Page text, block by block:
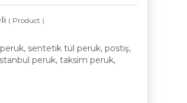
( Product )
sentetik tül peruk, postiş,
peruk, taksim peruk,